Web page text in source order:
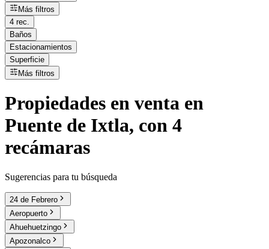
Más filtros
4 rec.
Baños
Estacionamientos
Superficie
Más filtros
Propiedades en venta en
Puente de Ixtla, con 4
recámaras
Sugerencias para tu búsqueda
24 de Febrero
Aeropuerto
Ahuehuetzingo
Apozonalco